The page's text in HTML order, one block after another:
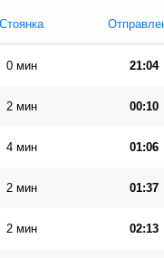
Стоянка
0 мин 21:04
2 мин 00:10
4 мин 01:06
2 мин 01:37
2 мин 02:13